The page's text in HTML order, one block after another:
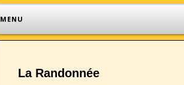
MENU
La Randonnée